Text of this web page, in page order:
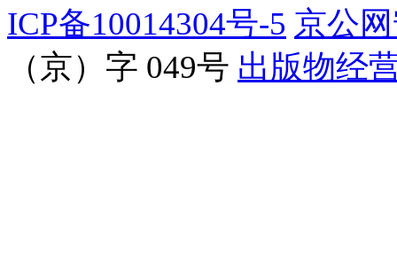
ICP备10014304号-5 京公
（京）字 049号 出版物经